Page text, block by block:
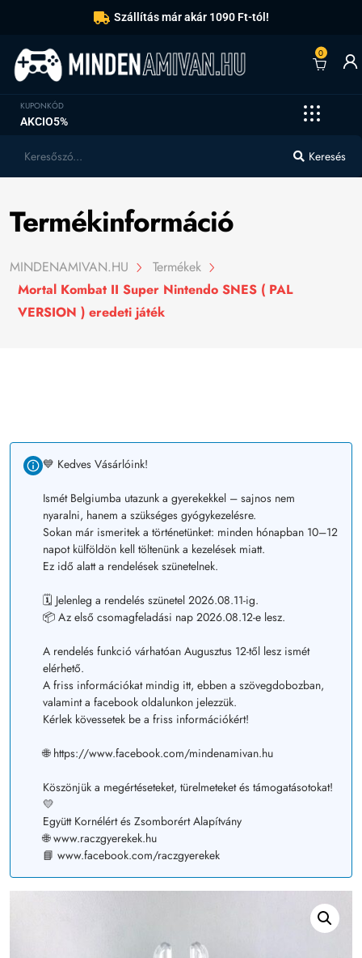
Szállítás már akár 1090 Ft-tól!
0
KUPONKÓD
AKCIO5%
Keresés
Termékinformáció
MINDENAMIVAN.HU
Termékek
Mortal Kombat II Super Nintendo SNES ( PAL
VERSION ) eredeti játék
💙 Kedves Vásárlóink!
Ismét Belgiumba utazunk a gyerekekkel – sajnos nem
nyaralni, hanem a szükséges gyógykezelésre.
Sokan már ismeritek a történetünket: minden hónapban 10–12
napot külföldön kell töltenünk a kezelések miatt.
Ez idő alatt a rendelések szünetelnek.
🗓️ Jelenleg a rendelés szünetel 2026.08.11-ig.
📦 Az első csomagfeladási nap 2026.08.12-e lesz.
A rendelés funkció várhatóan Augusztus 12-től lesz ismét
elérhető.
A friss információkat mindig itt, ebben a szövegdobozban,
valamint a facebook oldalunkon jelezzük.
Kérlek kövessetek be a friss információkért!
🌐 https://www.facebook.com/mindenamivan.hu
Köszönjük a megértéseteket, türelmeteket és támogatásotokat!
💛
Együtt Kornélért és Zsomborért Alapítvány
🌐 www.raczgyerekek.hu
📘 www.facebook.com/raczgyerekek